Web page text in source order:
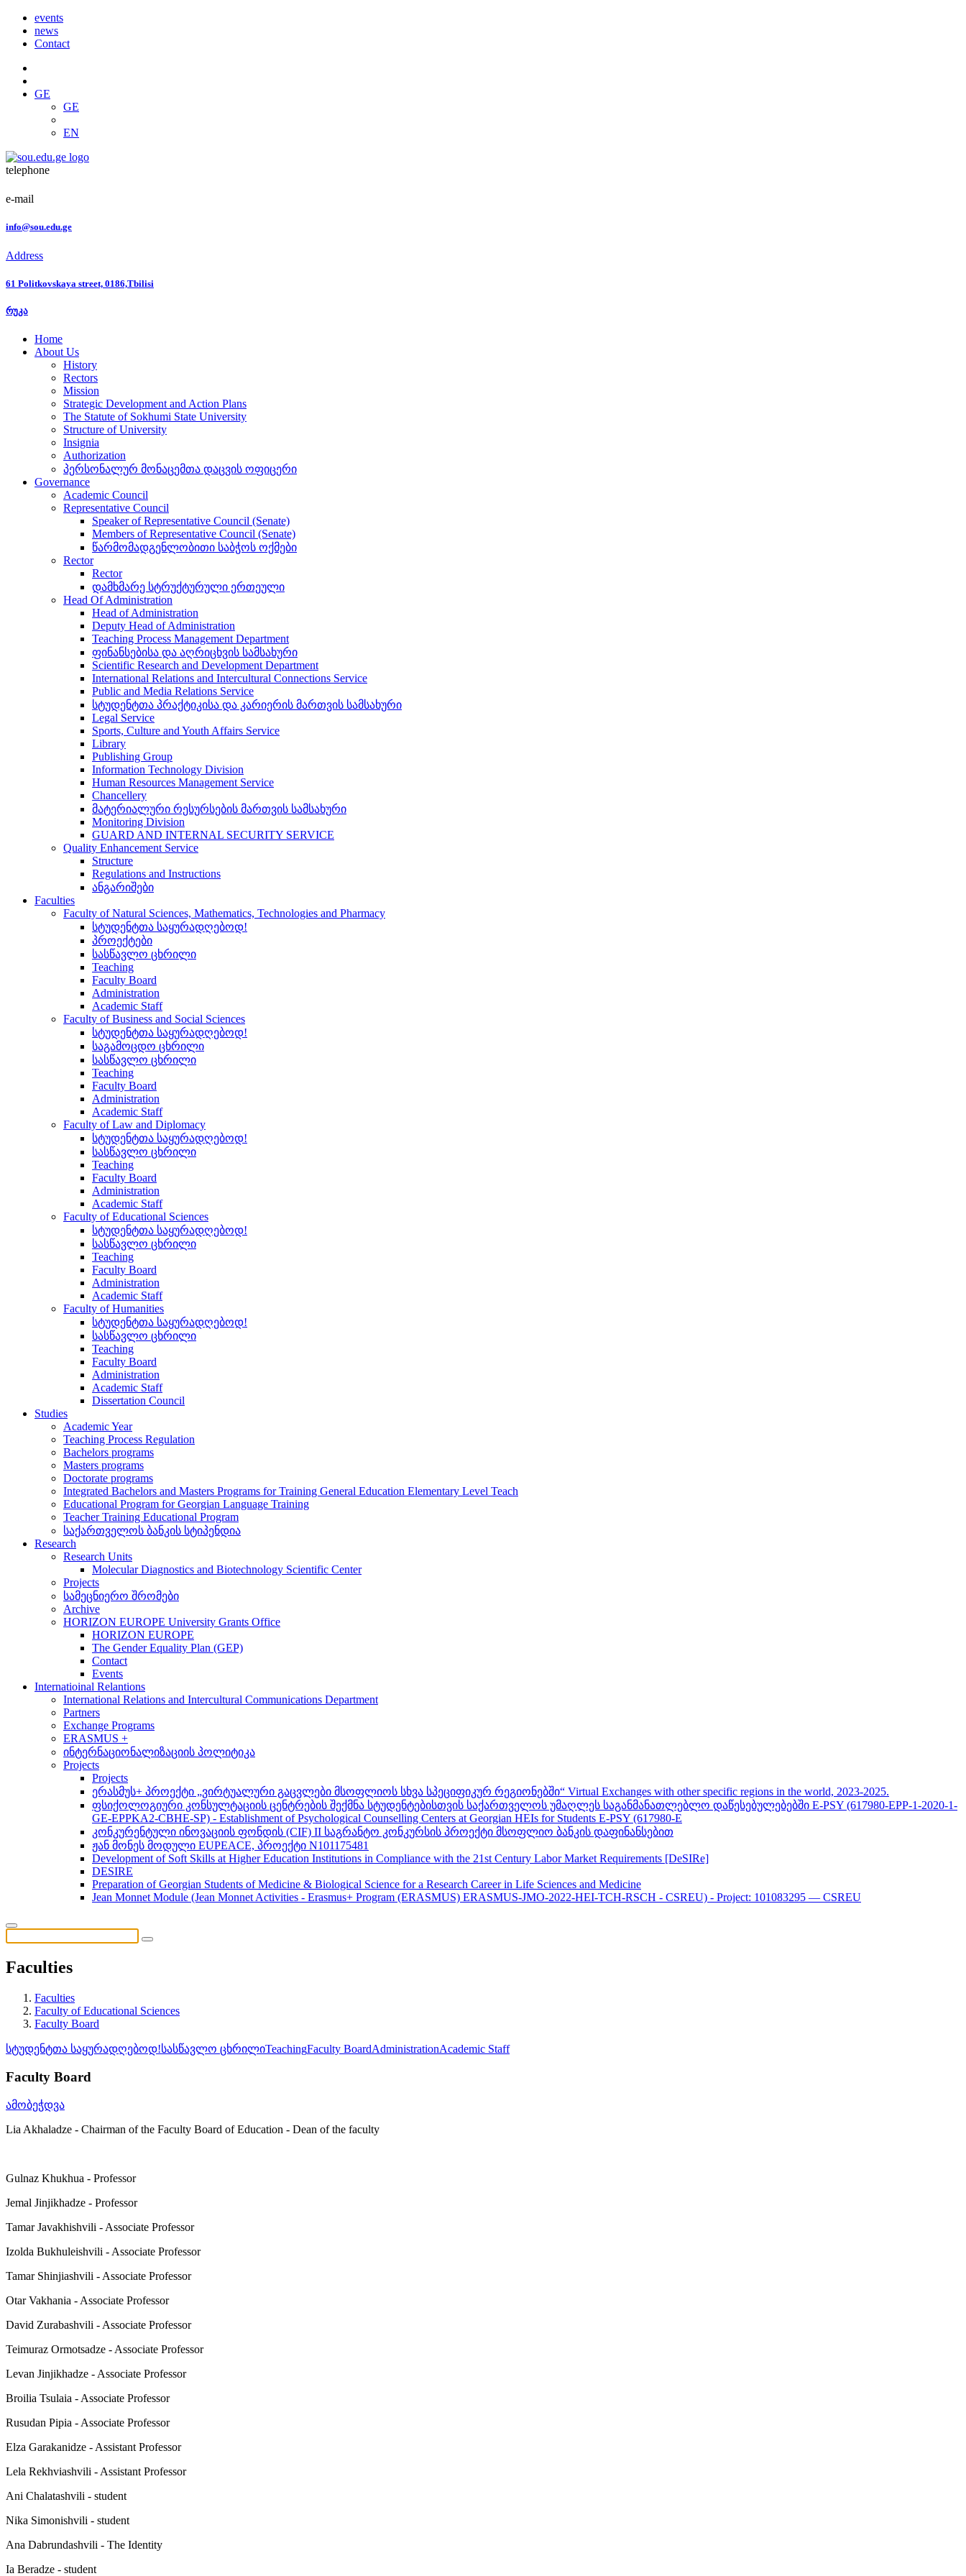
events
news
Contact
GE
GE
EN
telephone
e-mail
info@sou.edu.ge
Address
61 Politkovskaya street, 0186,Tbilisi
რუკა
Home
About Us
History
Rectors
Mission
Strategic Development and Action Plans
The Statute of Sokhumi State University
Structure of University
Insignia
Authorization
პერსონალურ მონაცემთა დაცვის ოფიცერი
Governance
Academic Council
Representative Council
Speaker of Representative Council (Senate)
Members of Representative Council (Senate)
წარმომადგენლობითი საბჭოს ოქმები
Rector
Rector
დამხმარე სტრუქტურული ერთეული
Head Of Administration
Head of Administration
Deputy Head of Administration
Teaching Process Management Department
ფინანსებისა და აღრიცხვის სამსახური
Scientific Research and Development Department
International Relations and Intercultural Connections Service
Public and Media Relations Service
სტუდენტთა პრაქტიკისა და კარიერის მართვის სამსახური
Legal Service
Sports, Culture and Youth Affairs Service
Library
Publishing Group
Information Technology Division
Human Resources Management Service
Chancellery
მატერიალური რესურსების მართვის სამსახური
Monitoring Division
GUARD AND INTERNAL SECURITY SERVICE
Quality Enhancement Service
Structure
Regulations and Instructions
ანგარიშები
Faculties
Faculty of Natural Sciences, Mathematics, Technologies and Pharmacy
სტუდენტთა საყურადღებოდ!
პროექტები
სასწავლო ცხრილი
Teaching
Faculty Board
Administration
Academic Staff
Faculty of Business and Social Sciences
სტუდენტთა საყურადღებოდ!
საგამოცდო ცხრილი
სასწავლო ცხრილი
Teaching
Faculty Board
Administration
Academic Staff
Faculty of Law and Diplomacy
სტუდენტთა საყურადღებოდ!
სასწავლო ცხრილი
Teaching
Faculty Board
Administration
Academic Staff
Faculty of Educational Sciences
სტუდენტთა საყურადღებოდ!
სასწავლო ცხრილი
Teaching
Faculty Board
Administration
Academic Staff
Faculty of Humanities
სტუდენტთა საყურადღებოდ!
სასწავლო ცხრილი
Teaching
Faculty Board
Administration
Academic Staff
Dissertation Council
Studies
Academic Year
Teaching Process Regulation
Bachelors programs
Masters programs
Doctorate programs
Integrated Bachelors and Masters Programs for Training General Education Elementary Level Teach
Educational Program for Georgian Language Training
Teacher Training Educational Program
საქართველოს ბანკის სტიპენდია
Research
Research Units
Molecular Diagnostics and Biotechnology Scientific Center
Projects
სამეცნიერო შრომები
Archive
HORIZON EUROPE University Grants Office
HORIZON EUROPE
The Gender Equality Plan (GEP)
Contact
Events
Internatioinal Relantions
International Relations and Intercultural Communications Department
Partners
Exchange Programs
ERASMUS +
ინტერნაციონალიზაციის პოლიტიკა
Projects
Projects
ერასმუს+ პროექტი „ვირტუალური გაცვლები მსოფლიოს სხვა სპეციფიკურ რეგიონებში“ Virtual Exchanges with other specific regions in the world, 2023-2025.
ფსიქოლოგიური კონსულტაციის ცენტრების შექმნა სტუდენტებისთვის საქართველოს უმაღლეს საგანმანათლებლო დაწესებულებებში E-PSY (617980-EPP-1-2020-1-
GE-EPPKA2-CBHE-SP) - Establishment of Psychological Counselling Centers at Georgian HEIs for Students E-PSY (617980-E
კონკურენტული ინოვაციის ფონდის (CIF) II საგრანტო კონკურსის პროექტი მსოფლიო ბანკის დაფინანსებით
ჟან მონეს მოდული EUPEACE, პროექტი N101175481
Development of Soft Skills at Higher Education Institutions in Compliance with the 21st Century Labor Market Requirements [DeSIRe]
DESIRE
Preparation of Georgian Students of Medicine & Biological Science for a Research Career in Life Sciences and Medicine
Jean Monnet Module (Jean Monnet Activities - Erasmus+ Program (ERASMUS) ERASMUS-JMO-2022-HEI-TCH-RSCH - CSREU) - Project: 101083295 — CSREU
Faculties
Faculties
Faculty of Educational Sciences
Faculty Board
სტუდენტთა საყურადღებოდ!სასწავლო ცხრილიTeachingFaculty BoardAdministrationAcademic Staff
Faculty Board
ამობეჭდვა
Lia Akhaladze - Chairman of the Faculty Board of Education - Dean of the faculty
Gulnaz Khukhua - Professor
Jemal Jinjikhadze - Professor
Tamar Javakhishvili - Associate Professor
Izolda Bukhuleishvili - Associate Professor
Tamar Shinjiashvili - Associate Professor
Otar Vakhania - Associate Professor
David Zurabashvili - Associate Professor
Teimuraz Ormotsadze - Associate Professor
Levan Jinjikhadze - Associate Professor
Broilia Tsulaia - Associate Professor
Rusudan Pipia - Associate Professor
Elza Garakanidze - Assistant Professor
Lela Rekhviashvili - Assistant Professor
Ani Chalatashvili - student
Nika Simonishvili - student
Ana Dabrundashvili - The Identity
Ia Beradze - student